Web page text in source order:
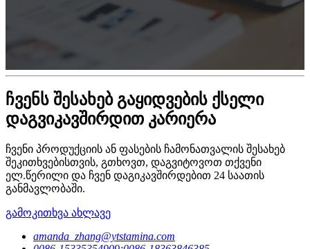
ჩვენს შესახებ გაყიდვების ქსელი
დაგვიკავშირდით კარიერა
ჩვენი პროდუქციის ან ფასების ჩამონათვალის შესახებ
შეკითხვებისთვის, გთხოვთ, დაგვიტოვოთ თქვენი
ელ.წერილი და ჩვენ დაგიკავშირდებით 24 საათის
განმავლობაში.
გამოკითხვა ახლავე
amanda_zhang@ytstamina.com